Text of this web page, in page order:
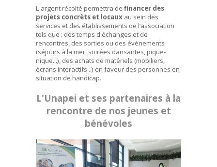
L'argent récolté permettra de financer des
projets concrèts et locaux au sein des
services et des établissements de l’association
tels que : des temps d'échanges et de
rencontres, des sorties ou des événements
(séjours à la mer, soirées dansantes, pique-
nique...), des achats de matériels (mobiliers,
écrans interactifs...) en faveur des personnes en
situation de handicap.
L'Unapei et ses partenaires à la
rencontre de nos jeunes et
bénévoles